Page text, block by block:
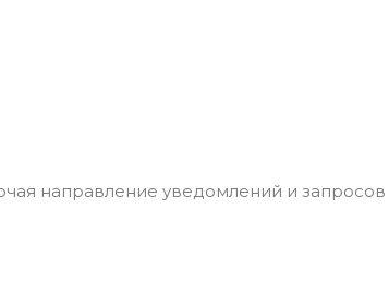
направление уведомлений и запросов